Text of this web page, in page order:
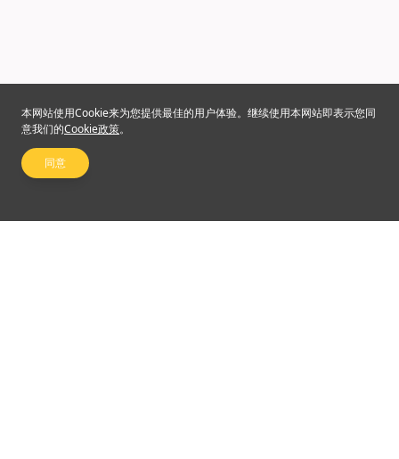
本网站使用Cookie来为您提供最佳的用户体验。继续使用本网站即表示您同
意我们的Cookie政策。
同意